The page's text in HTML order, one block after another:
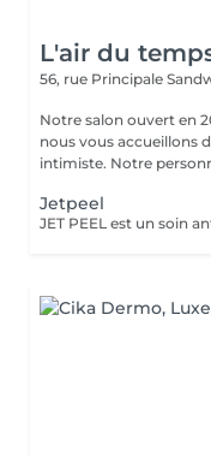
L'air du
56, rue Principale
Notre salon ouvert en
nous vous accueillons
intimiste. Notre
Jetpeel